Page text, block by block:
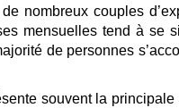
de nombreux couples
mensuelles tend à se
de personnes
souvent la